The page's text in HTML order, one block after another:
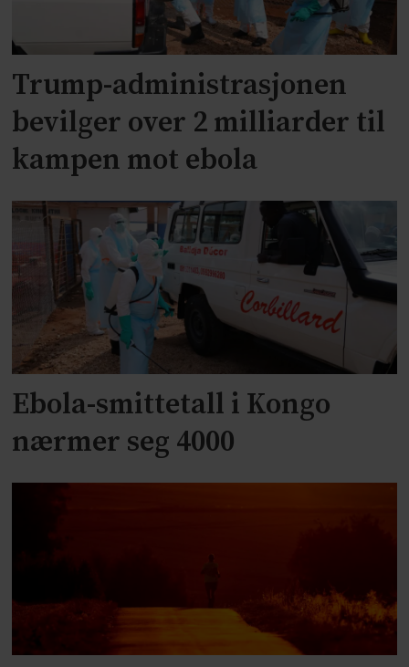
Trump-administrasjonen
bevilger over 2 milliarder til
kampen mot ebola
Ebola-smittetall i Kongo
nærmer seg 4000